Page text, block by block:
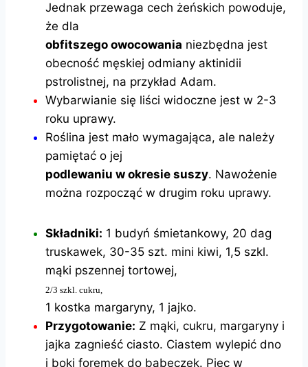
Jednak przewaga cech żeńskich powoduje,
że dla
obfitszego owocowania niezbędna jest
obecność męskiej odmiany aktinidii
pstrolistnej, na przykład Adam.
Wybarwianie się liści widoczne jest w 2-3
roku uprawy.
Roślina jest mało wymagająca, ale należy
pamiętać o jej
podlewaniu w okresie suszy. Nawożenie
można rozpocząć w drugim roku uprawy.
Składniki: 1 budyń śmietankowy, 20 dag
truskawek, 30-35 szt. mini kiwi, 1,5 szkl.
mąki pszennej tortowej,
2/3 szkl. cukru,
1 kostka margaryny, 1 jajko.
Przygotowanie: Z mąki, cukru, margaryny i
jajka zagnieść ciasto. Ciastem wylepić dno
i boki foremek do babeczek. Piec w